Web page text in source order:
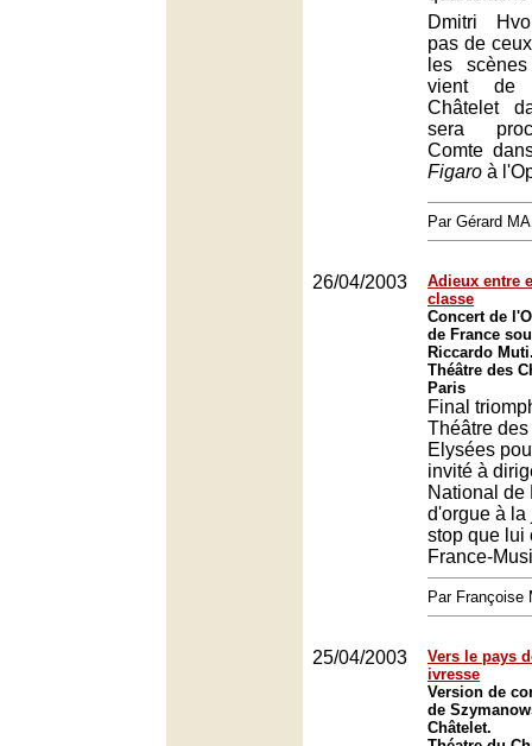
Dmitri
pas de
les
vient de
Châtelet
sera
Comte
Figaro à
Par Gérard
26/04/2003
Adieux entre
classe
Concert de
de France
Riccardo
Théâtre des
Paris
Final
Théâtre
Elysées
invité à
National de
d'orgue à la
stop que lui
France-
Par Françoise
25/04/2003
Vers le pays
ivresse
Version de
de
Châtelet.